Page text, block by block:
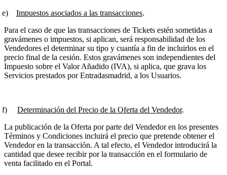
Impuestos asociados a las transacciones.
Para el caso de que las transacciones de Tickets estén sometidas a
gravámenes o impuestos, si aplican, será responsabilidad de los
Vendedores el determinar su tipo y cuantía a fin de incluirlos en el
precio final de la cesión. Estos gravámenes son independientes del
Impuesto sobre el Valor Añadido (IVA), si aplica, que grava los
Servicios prestados por Entradasmadrid, a los Usuarios.
Determinación del Precio de la Oferta del Vendedor.
La publicación de la Oferta por parte del Vendedor en los presentes
Términos y Condiciones incluirá el precio que pretende obtener el
Vendedor en la transacción. A tal efecto, el Vendedor introducirá la
cantidad que desee recibir por la transacción en el formulario de
venta facilitado en el Portal.